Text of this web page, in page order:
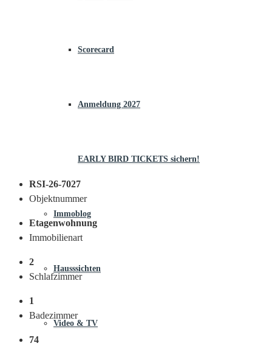
Scorecard
Anmeldung 2027
EARLY BIRD TICKETS sichern!
Immoblog
Hausssichten
Video & TV
RSI-26-7027
Objektnummer
Etagenwohnung
Immobilienart
2
Schlafzimmer
1
Badezimmer
74